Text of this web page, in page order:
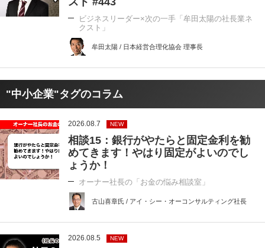
ビジネスリーダー×次の一手「牟田太陽の社長業ネ
クスト」
牟田太陽 / 日本経営合理化協会 理事長
"中小企業"タグのコラム
2026.08.7 NEW
相談15：銀行がやたらと固定金利を勧
めてきます！やはり固定がよいのでし
ょうか！
オーナー社長の「お金の悩み相談室」
古山喜章氏 / アイ・シー・オーコンサルティング社長
2026.08.5 NEW